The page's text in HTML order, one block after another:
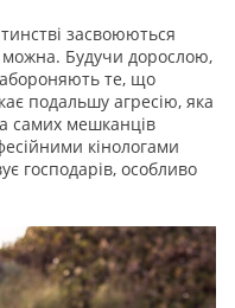
засвоюються
Будучи дорослою,
те, що
подальшу агресію, яка
самих мешканців
кінологами
господарів, особливо